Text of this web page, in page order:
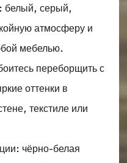
белый, серый,
атмосферу и
мебелью.
переборщить с
оттенки в
текстиле или
чёрно-белая